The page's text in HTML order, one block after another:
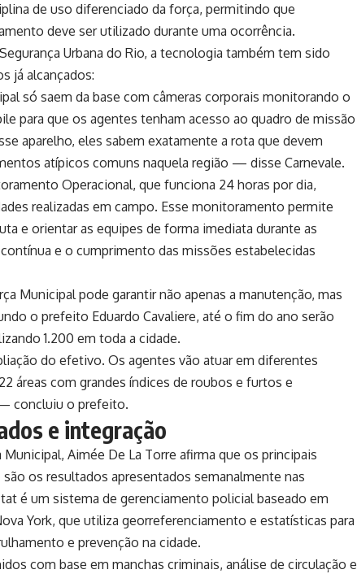
de uso diferenciado da força, permitindo que
deve ser utilizado durante uma ocorrência.
Urbana do Rio, a tecnologia também tem sido
já alcançados:
só saem da base com câmeras corporais monitorando o
para que os agentes tenham acesso ao quadro de missão
aparelho, eles sabem exatamente a rota que devem
atípicos comuns naquela região — disse Carnevale.
Operacional, que funciona 24 horas por dia,
realizadas em campo. Esse monitoramento permite
e orientar as equipes de forma imediata durante as
e o cumprimento das missões estabelecidas
Municipal pode garantir não apenas a manutenção, mas
o prefeito Eduardo Cavaliere, até o fim do ano serão
1.200 em toda a cidade.
do efetivo. Os agentes vão atuar em diferentes
áreas com grandes índices de roubos e furtos e
concluiu o prefeito.
e integração
Aimée De La Torre afirma que os principais
os resultados apresentados semanalmente nas
é um sistema de gerenciamento policial baseado em
York, que utiliza georreferenciamento e estatísticas para
e prevenção na cidade.
com base em manchas criminais, análise de circulação e